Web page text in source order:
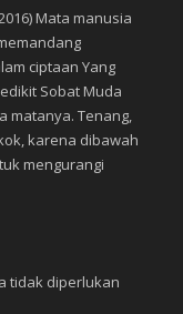
Mata manusia
ciptaan Yang
Sobat Muda
matanya. Tenang,
karena dibawah
mengurangi
tidak diperlukan